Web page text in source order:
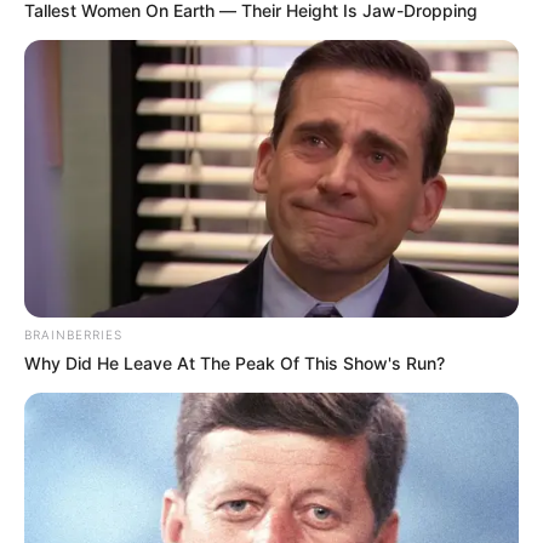
TEMAS DESTACADOS
EMERGENCIAS POR LLUVIAS
METRO DE MEDELLÍN
ELECCIONES PRESIDENCIALES
MARINILLA - ANTIOQUIA
EPM
YONDÓ - ANTIOQUIA
RIONEGRO
Tallest Women On Earth — Their Height Is Jaw-Dropping
BRAINBERRIES
Why Did He Leave At The Peak Of This Show's Run?